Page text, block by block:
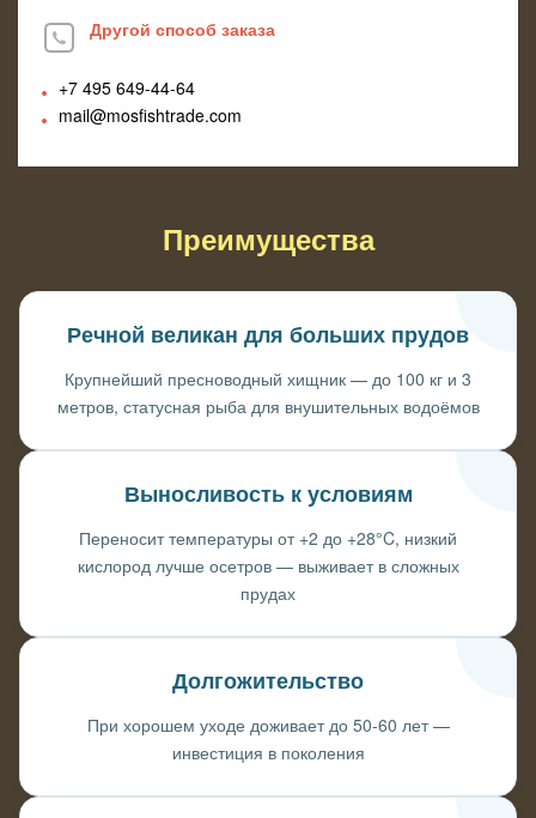
Другой способ заказа
+7 495 649-44-64
mail@mosfishtrade.com
Преимущества
Речной великан для больших прудов
Крупнейший пресноводный хищник — до 100 кг и 3
метров, статусная рыба для внушительных водоёмов
Выносливость к условиям
Переносит температуры от +2 до +28°C, низкий
кислород лучше осетров — выживает в сложных
прудах
Долгожительство
При хорошем уходе доживает до 50-60 лет —
инвестиция в поколения